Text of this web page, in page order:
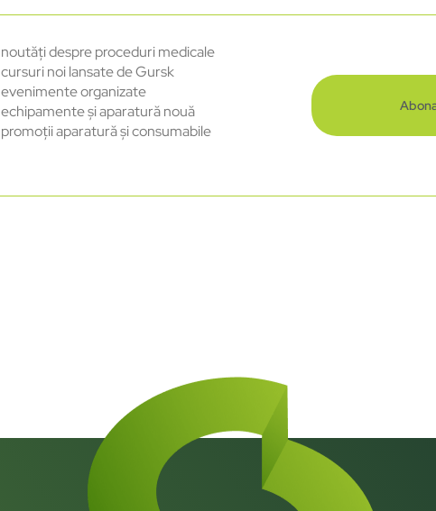
noutăți despre proceduri medicale
cursuri noi lansate de Gursk
evenimente organizate
echipamente și aparatură nouă
promoții aparatură și consumabile